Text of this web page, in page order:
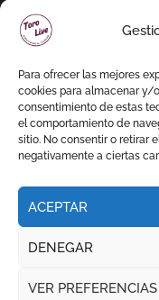
Para ofrecer las mejores
cookies para almacenar y/
consentimiento de estas
el comportamiento de
sitio. No consentir o retirar
negativamente a ciertas
ACEPTAR
DENEGAR
VER PREFERENCIAS
Copyright ©